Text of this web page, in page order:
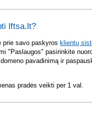
lftsa.lt?
prie savo paskyros klientų
"Paslaugos" pasirinkite
pavadinimą ir
pradės veikti per 1 val.